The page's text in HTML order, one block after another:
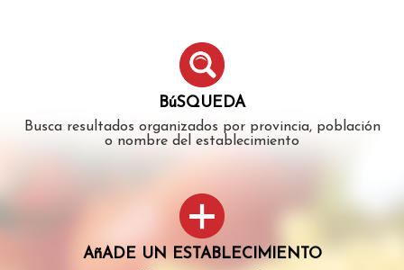
BúSQUEDA
Busca resultados organizados por provincia, población
o nombre del establecimiento
AñADE UN ESTABLECIMIENTO